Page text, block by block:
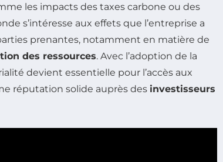
les impacts des taxes carbone ou des
s’intéresse aux effets que l’entreprise a
prenantes, notamment en matière de
des ressources. Avec l’adoption de la
devient essentielle pour l’accès aux
réputation solide auprès des investisseurs